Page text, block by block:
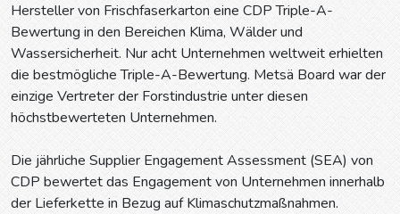
Hersteller von Frischfaserkarton eine CDP Triple-A-
Bewertung in den Bereichen Klima, Wälder und
Wassersicherheit. Nur acht Unternehmen weltweit erhielten
die bestmögliche Triple-A-Bewertung. Metsä Board war der
einzige Vertreter der Forstindustrie unter diesen
höchstbewerteten Unternehmen.
Die jährliche Supplier Engagement Assessment (SEA) von
CDP bewertet das Engagement von Unternehmen innerhalb
der Lieferkette in Bezug auf Klimaschutzmaßnahmen.